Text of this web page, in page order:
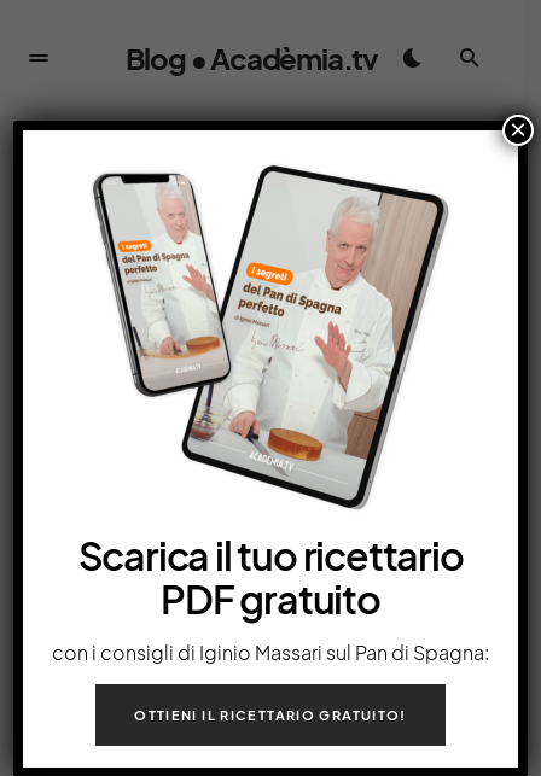
Blog • Acadèmia.tv
APPROFONDIMENTO
Il Maestro dei dolci: Iginio
Academia.tv 3 minute read
Conosciamo tutta la storia
del grande Re dell’Alta
Pasticceria italiana
Scarica il tuo ricettario
PDF gratuito
con i consigli di Iginio Massari sul Pan di Spagna:
OTTIENI IL RICETTARIO GRATUITO!
×